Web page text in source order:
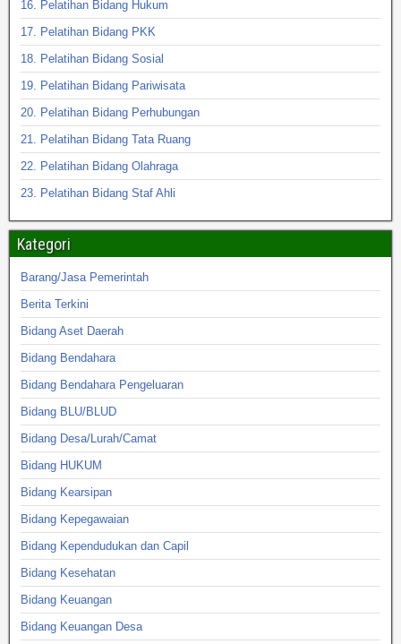
16. Pelatihan Bidang Hukum
17. Pelatihan Bidang PKK
18. Pelatihan Bidang Sosial
19. Pelatihan Bidang Pariwisata
20. Pelatihan Bidang Perhubungan
21. Pelatihan Bidang Tata Ruang
22. Pelatihan Bidang Olahraga
23. Pelatihan Bidang Staf Ahli
Kategori
Barang/Jasa Pemerintah
Berita Terkini
Bidang Aset Daerah
Bidang Bendahara
Bidang Bendahara Pengeluaran
Bidang BLU/BLUD
Bidang Desa/Lurah/Camat
Bidang HUKUM
Bidang Kearsipan
Bidang Kepegawaian
Bidang Kependudukan dan Capil
Bidang Kesehatan
Bidang Keuangan
Bidang Keuangan Desa